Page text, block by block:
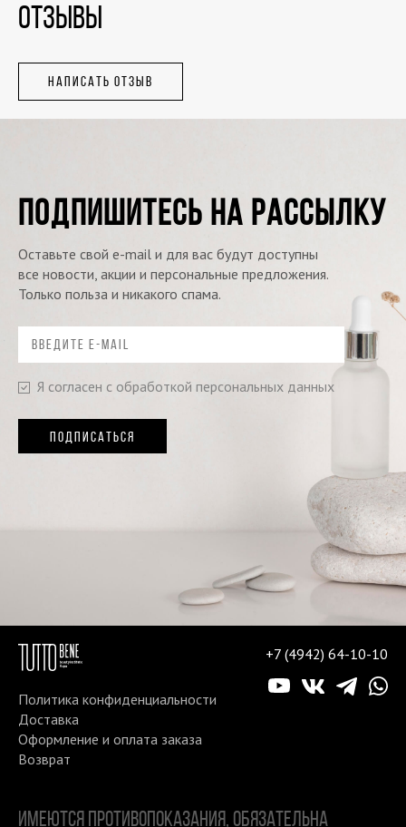
ОТЗЫВЫ
НАПИСАТЬ ОТЗЫВ
ПОДПИШИТЕСЬ НА РАССЫЛКУ
Оставьте свой e-mail и для вас будут доступны
все новости, акции и персональные предложения.
Только польза и никакого спама.
Я согласен с обработкой персональных данных
ПОДПИСАТЬСЯ
Политика конфиденциальности
Доставка
Оформление и оплата заказа
Возврат
+7 (4942) 64-10-10
ИМЕЮТСЯ ПРОТИВОПОКАЗАНИЯ, ОБЯЗАТЕЛЬНА